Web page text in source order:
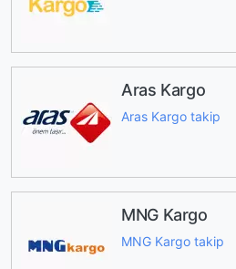
Aras Kargo
Aras Kargo takip
MNG Kargo
MNG Kargo takip